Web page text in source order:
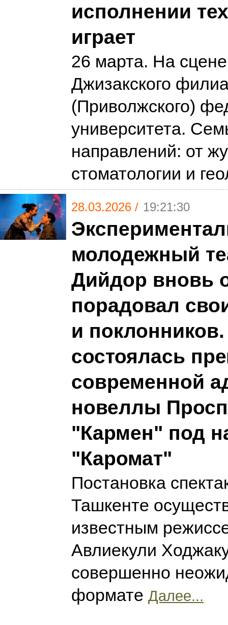
исполнении
играет
26 марта. На
Джизакского
(Приволжского)
университета.
направлений: от
стоматологии и
28.03.2026 / 19:21:30
молодежный
Дийдор вновь
порадовал
и
состоялась
современной
новеллы
"Кармен" под
"Каромат"
Постановка
Ташкенте
известным
Авлиекули
совершенно
формате Далее...